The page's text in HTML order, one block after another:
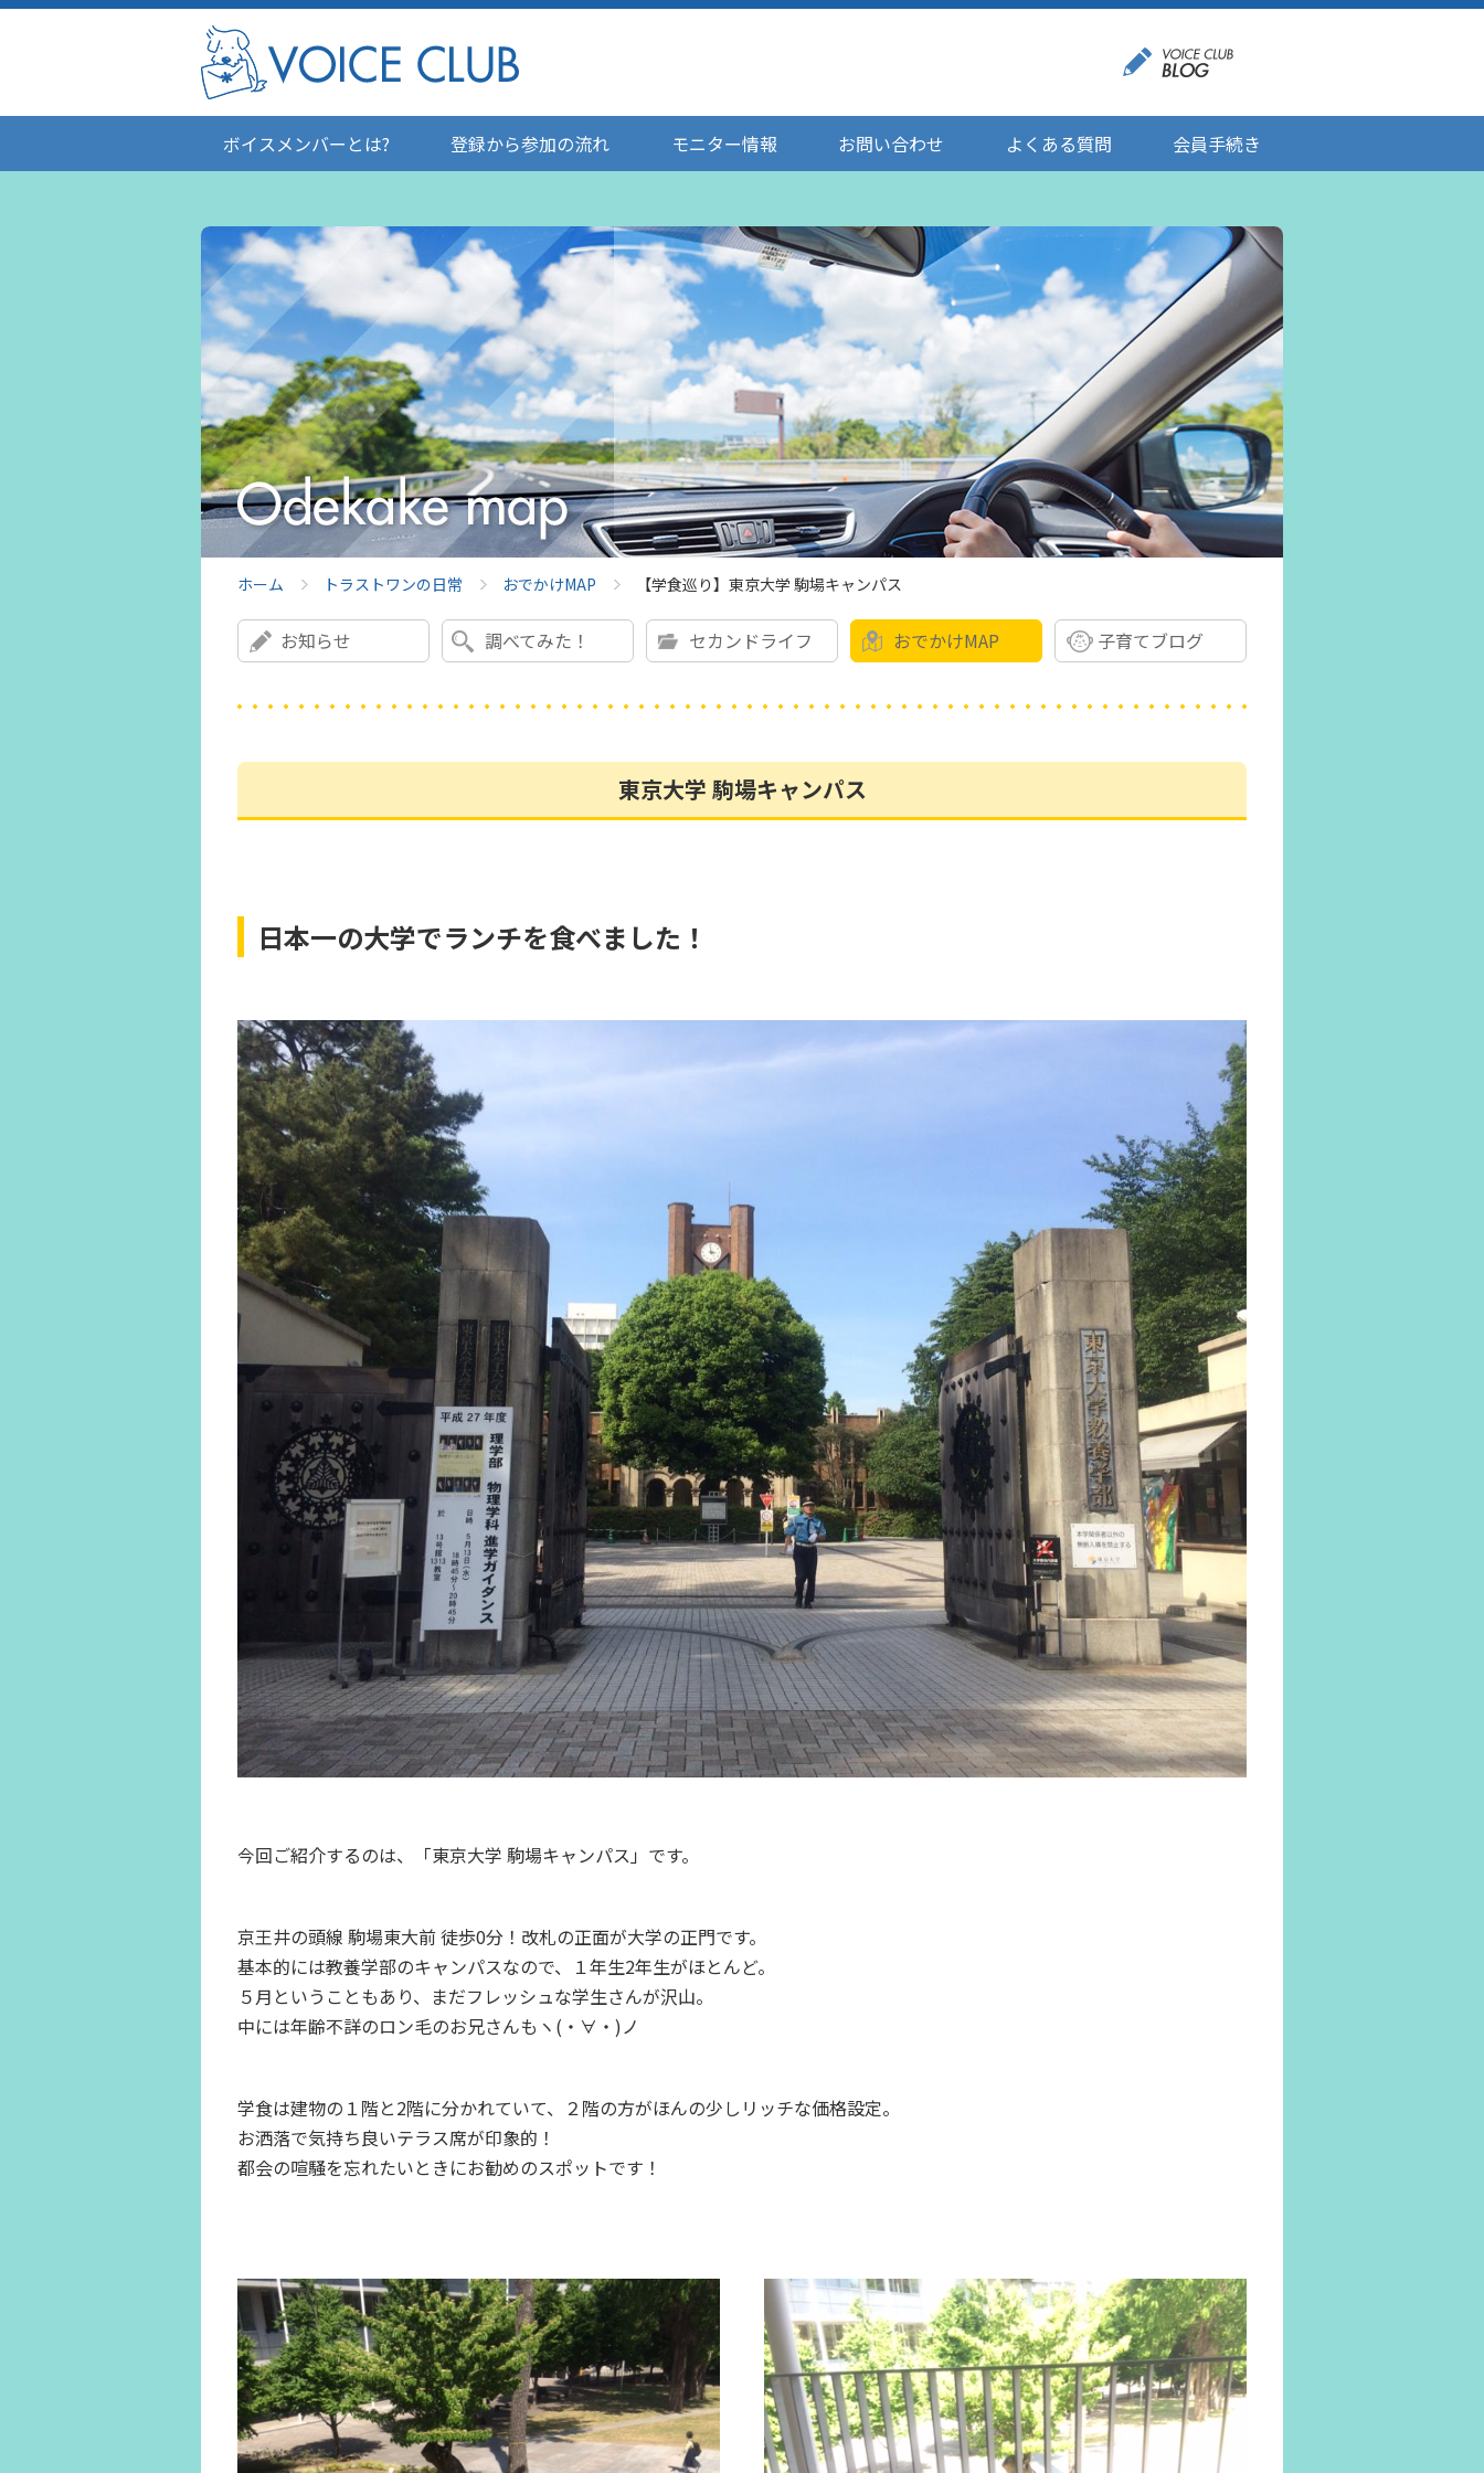
ボイスメンバーとは? 登録から参加の流れ モニター情報 お問い合わせ よくある質問 会員手続き
ホーム トラストワンの日常 おでかけMAP 【学食巡り】東京大学 駒場キャンパス
お知らせ 調べてみた！ セカンドライフ おでかけMAP 子育てブログ
東京大学 駒場キャンパス
日本一の大学でランチを食べました！
今回ご紹介するのは、「東京大学 駒場キャンパス」です。
京王井の頭線 駒場東大前 徒歩0分！改札の正面が大学の正門です。
基本的には教養学部のキャンパスなので、１年生2年生がほとんど。
５月ということもあり、まだフレッシュな学生さんが沢山。
中には年齢不詳のロン毛のお兄さんもヽ(・∀・)ノ
学食は建物の１階と2階に分かれていて、２階の方がほんの少しリッチな価格設定。
お洒落で気持ち良いテラス席が印象的！
都会の喧騒を忘れたいときにお勧めのスポットです！